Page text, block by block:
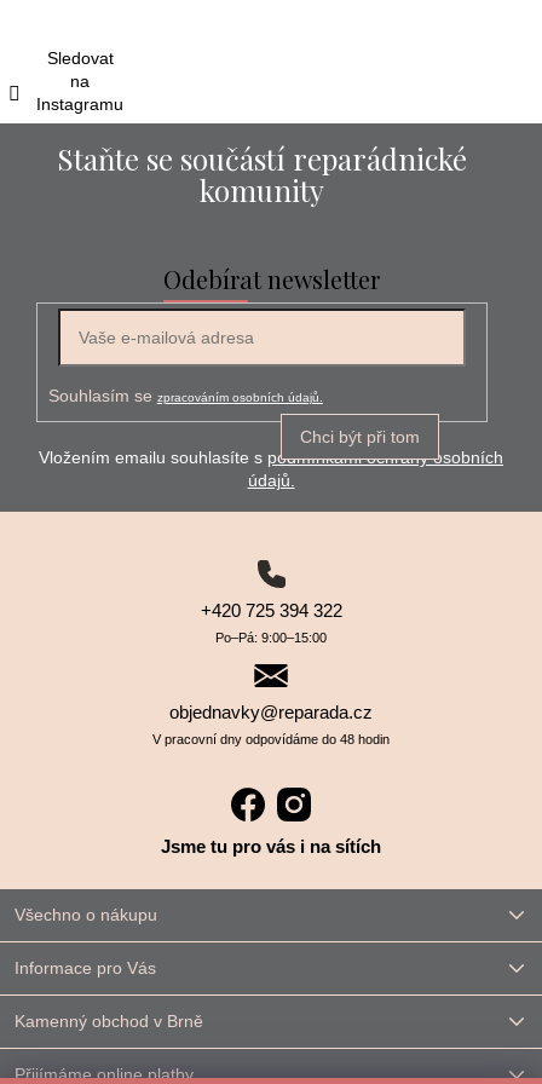
Sledovat
na
Instagramu
Staňte se součástí reparádnické
komunity
Odebírat newsletter
Souhlasím se zpracováním osobních údajů.
Chci být při tom
Vložením emailu souhlasíte s podmínkami ochrany osobních
údajů.
+420 725 394 322
Po–⁠⁠⁠⁠⁠⁠Pá: 9:00–⁠⁠⁠⁠⁠⁠15:00
objednavky@reparada.cz
V pracovní dny odpovídáme do 48 hodin
Jsme tu pro vás i na sítích
Všechno o nákupu
Informace pro Vás
Kamenný obchod v Brně
Přijímáme online platby